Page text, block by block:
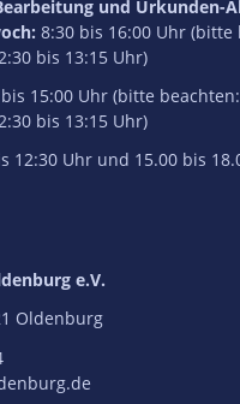
und Urkunden-
8:30 bis 16:00 Uhr (bitte
bis 13:15 Uhr)
15:00 Uhr (bitte beachten:
bis 13:15 Uhr)
12:30 Uhr und 15.00 bis
e.V.
Oldenburg